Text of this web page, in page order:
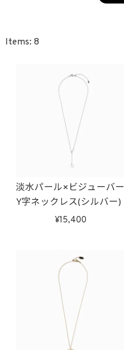
8
淡水パール×ビジューバー
Y字ネックレス(シルバー)
15,400